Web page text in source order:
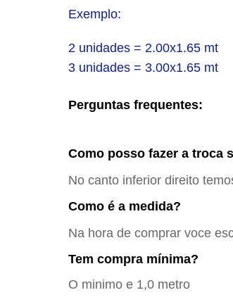
Exemplo:
2 unidades = 2.00x1.65 mt
3 unidades = 3.00x1.65 mt
Perguntas frequentes:
Como posso fazer a troca
No canto inferior direito
Como é a medida?
Na hora de comprar voce
Tem compra mínima?
O minimo e 1,0 metro